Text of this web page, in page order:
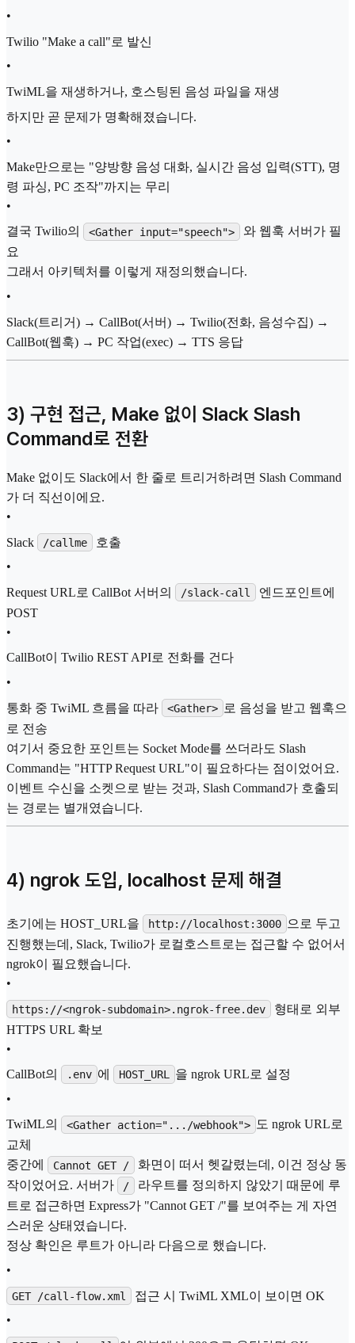
•
Twilio "Make a call"로 발신
•
TwiML을 재생하거나, 호스팅된 음성 파일을 재생
하지만 곧 문제가 명확해졌습니다.
•
Make만으로는 "양방향 음성 대화, 실시간 음성 입력(STT), 명
령 파싱, PC 조작"까지는 무리
•
결국 Twilio의
<Gather input="speech">
와 웹훅 서버가 필
요
그래서 아키텍처를 이렇게 재정의했습니다.
•
Slack(트리거) → CallBot(서버) → Twilio(전화, 음성수집) →
CallBot(웹훅) → PC 작업(exec) → TTS 응답
3) 구현 접근, Make 없이 Slack Slash
Command로 전환
Make 없이도 Slack에서 한 줄로 트리거하려면 Slash Command
가 더 직선이에요.
•
Slack
/callme
호출
•
Request URL로 CallBot 서버의
/slack-call
엔드포인트에
POST
•
CallBot이 Twilio REST API로 전화를 건다
•
통화 중 TwiML 흐름을 따라
<Gather>
로 음성을 받고 웹훅으
로 전송
여기서 중요한 포인트는 Socket Mode를 쓰더라도 Slash
Command는 "HTTP Request URL"이 필요하다는 점이었어요.
이벤트 수신을 소켓으로 받는 것과, Slash Command가 호출되
는 경로는 별개였습니다.
4) ngrok 도입, localhost 문제 해결
초기에는 HOST_URL을 http://localhost:3000 으로 두고
진행했는데, Slack, Twilio가 로컬호스트로는 접근할 수 없어서
ngrok이 필요했습니다.
•
https://<ngrok-subdomain>.ngrok-free.dev
형태로 외부
HTTPS URL 확보
•
CallBot의
.env 에 HOST_URL 을 ngrok URL로 설정
•
TwiML의
<Gather action=".../webhook">
도 ngrok URL로
교체
중간에
Cannot GET /
화면이 떠서 헷갈렸는데, 이건 정상 동
작이었어요. 서버가
/
라우트를 정의하지 않았기 때문에 루
트로 접근하면 Express가 "Cannot GET /"를 보여주는 게 자연
스러운 상태였습니다.
정상 확인은 루트가 아니라 다음으로 했습니다.
•
GET /call-flow.xml
접근 시 TwiML XML이 보이면 OK
•